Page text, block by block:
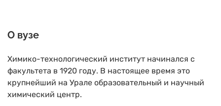
О вузе
Химико-технологический институт начинался с
факультета в 1920 году. В настоящее время это
крупнейший на Урале образовательный и научный
химический центр.